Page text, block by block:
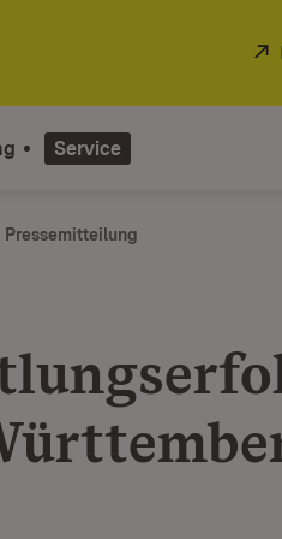
Service
Pressemitteilung